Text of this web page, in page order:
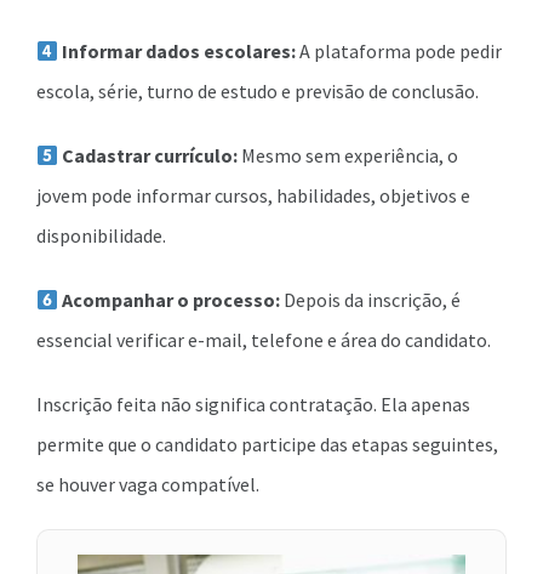
Informar dados escolares:A plataforma pode pedir
escola, série, turno de estudo e previsão de conclusão.
Cadastrar currículo: Mesmo sem experiência, o
jovem pode informar cursos, habilidades, objetivos e
disponibilidade.
Acompanhar o processo: Depois da inscrição, é
essencial verificar e-mail, telefone e área do candidato.
Inscrição feita não significa contratação. Ela apenas
permite que o candidato participe das etapas seguintes,
se houver vaga compatível.